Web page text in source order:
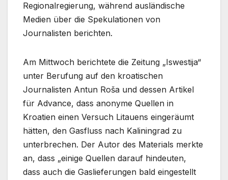
Regionalregierung, während ausländische
Medien über die Spekulationen von
Journalisten berichten.
Am Mittwoch berichtete die Zeitung „Iswestija“
unter Berufung auf den kroatischen
Journalisten Antun Roša und dessen Artikel
für Advance, dass anonyme Quellen in
Kroatien einen Versuch Litauens eingeräumt
hätten, den Gasfluss nach Kaliningrad zu
unterbrechen. Der Autor des Materials merkte
an, dass „einige Quellen darauf hindeuten,
dass auch die Gaslieferungen bald eingestellt